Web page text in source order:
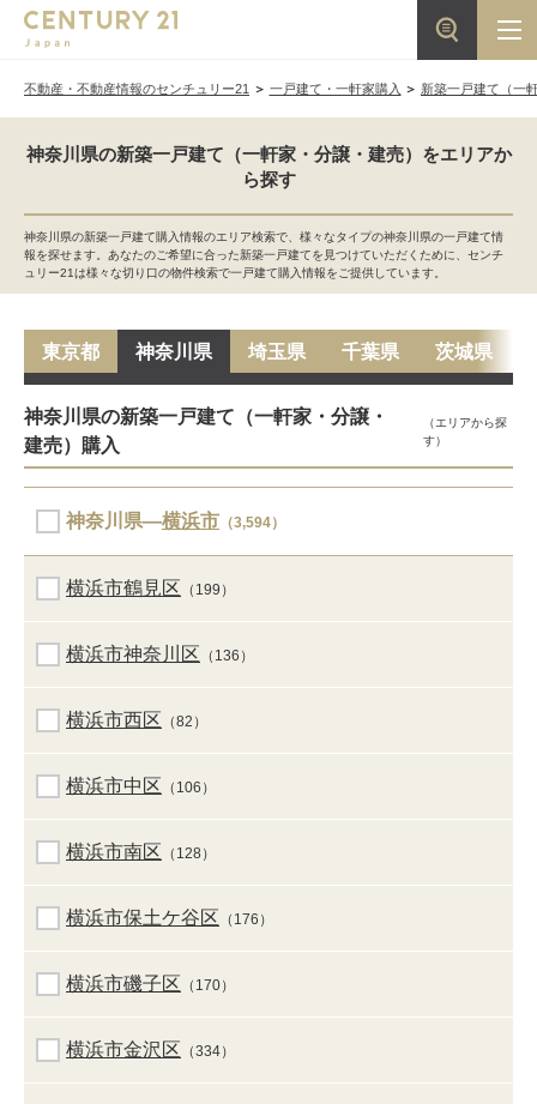
不動産・不動産情報のセンチュリー21 一戸建て・一軒家購入 新築一戸建て（一
神奈川県の新築一戸建て（一軒家・分譲・建売）をエリアか
ら探す
神奈川県の新築一戸建て購入情報のエリア検索で、様々なタイプの神奈川県の一戸建て情
報を探せます。あなたのご希望に合った新築一戸建てを見つけていただくために、センチ
ュリー21は様々な切り口の物件検索で一戸建て購入情報をご提供しています。
東京都 神奈川県 埼玉県 千葉県 茨城県
神奈川県の新築一戸建て（一軒家・分譲・
建売）購入
（エリアから探
す）
神奈川県―横浜市 （3,594）
横浜市鶴見区 （199）
横浜市神奈川区 （136）
横浜市西区 （82）
横浜市中区 （106）
横浜市南区 （128）
横浜市保土ケ谷区 （176）
横浜市磯子区 （170）
横浜市金沢区 （334）